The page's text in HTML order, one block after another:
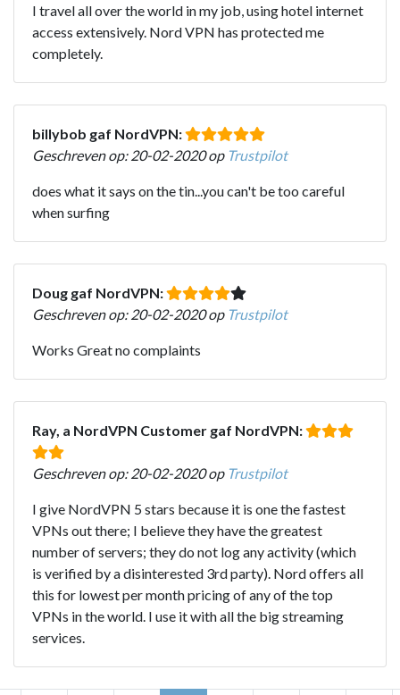
I travel all over the world in my job, using hotel internet
access extensively. Nord VPN has protected me
completely.
billybob gaf NordVPN:
Geschreven op: 20-02-2020 op Trustpilot
does what it says on the tin...you can't be too careful
when surfing
Doug gaf NordVPN:
Geschreven op: 20-02-2020 op Trustpilot
Works Great no complaints
Ray, a NordVPN Customer gaf NordVPN:
Geschreven op: 20-02-2020 op Trustpilot
I give NordVPN 5 stars because it is one the fastest
VPNs out there; I believe they have the greatest
number of servers; they do not log any activity (which
is verified by a disinterested 3rd party). Nord offers all
this for lowest per month pricing of any of the top
VPNs in the world. I use it with all the big streaming
services.